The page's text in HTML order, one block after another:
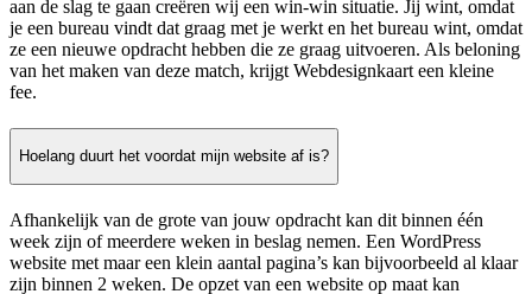
aan de slag te gaan creëren wij een win-win situatie. Jij wint, omdat
je een bureau vindt dat graag met je werkt en het bureau wint, omdat
ze een nieuwe opdracht hebben die ze graag uitvoeren. Als beloning
van het maken van deze match, krijgt Webdesignkaart een kleine
fee.
Hoelang duurt het voordat mijn website af is?
Afhankelijk van de grote van jouw opdracht kan dit binnen één
week zijn of meerdere weken in beslag nemen. Een WordPress
website met maar een klein aantal pagina’s kan bijvoorbeeld al klaar
zijn binnen 2 weken. De opzet van een website op maat kan